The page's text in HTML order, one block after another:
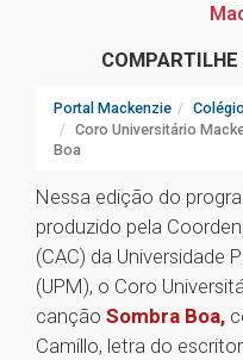
Portal Mackenzie
Coro Universitário
Boa
Nessa edição do
produzido pela
(CAC) da Universidade
(UPM), o Coro
canção Sombra Boa,
Camillo, letra do